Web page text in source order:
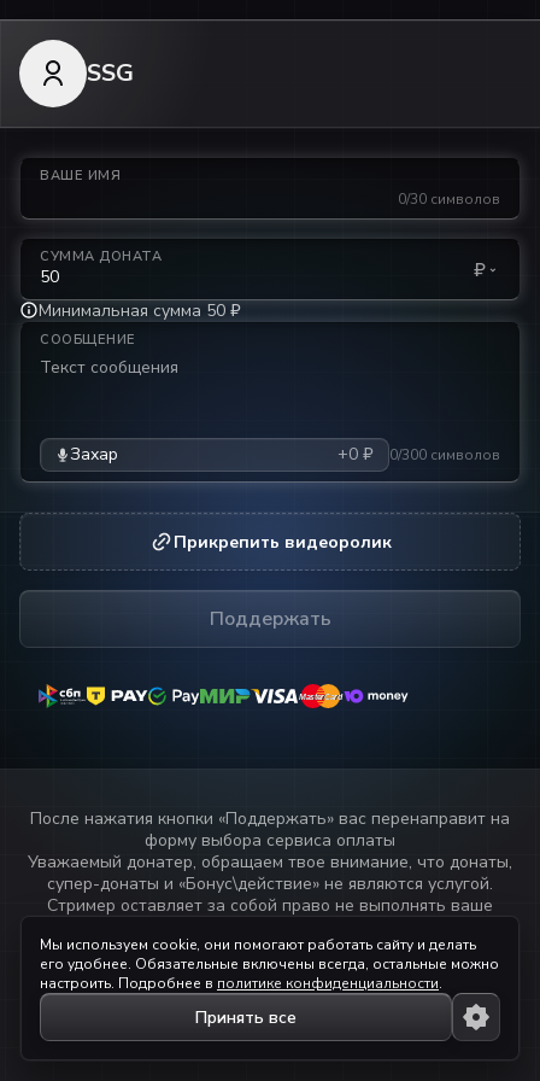
SSG
ВАШЕ ИМЯ
0/30 символов
СУММА ДОНАТА ₽
Минимальная сумма 50 ₽
СООБЩЕНИЕ
Захар +0 ₽ 0/300 символов
Прикрепить видеоролик
Поддержать
MasterCard
MasterCard
После нажатия кнопки «Поддержать» вас перенаправит на
форму выбора сервиса оплаты
Уважаемый донатер, обращаем твое внимание, что донаты,
супер-донаты и «Бонус\действие» не являются услугой.
Стример оставляет за собой право не выполнять ваше
данный сервис.
Прочитайправила стримера!
© 2023 — 2026 ihaqdonate.com
Мы используем cookie, они помогают работать сайту и делать
его удобнее. Обязательные включены всегда, остальные можно
настроить. Подробнее в политике конфиденциальности.
Принять все